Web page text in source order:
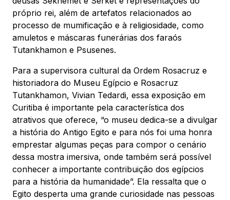
próprio rei, além de artefatos relacionados ao
processo de mumificação e à religiosidade, como
amuletos e máscaras funerárias dos faraós
Tutankhamon e Psusenes.
Para a supervisora cultural da Ordem Rosacruz e
historiadora do Museu Egípcio e Rosacruz
Tutankhamon, Vivian Tedardi, essa exposição em
Curitiba é importante pela característica dos
atrativos que oferece, “o museu dedica-se a divulgar
a história do Antigo Egito e para nós foi uma honra
emprestar algumas peças para compor o cenário
dessa mostra imersiva, onde também será possível
conhecer a importante contribuição dos egípcios
para a história da humanidade”. Ela ressalta que o
Egito desperta uma grande curiosidade nas pessoas